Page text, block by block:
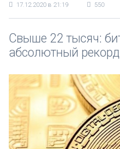
17.12.2020 в 21:19 550
Свыше 22 тысяч:
абсолютный рекорд